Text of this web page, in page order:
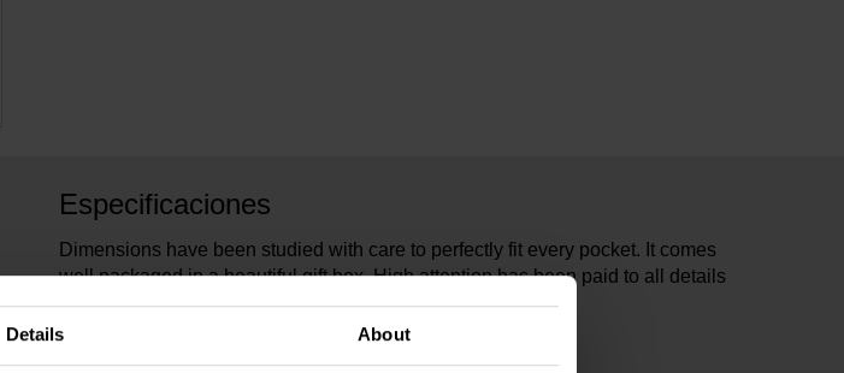
Details About
Especificaciones
Dimensions have been studied with care to perfectly fit every pocket. It comes
well packaged in a beautiful gift box. High attention has been paid to all details
and components in the realization of a long-lasting product.